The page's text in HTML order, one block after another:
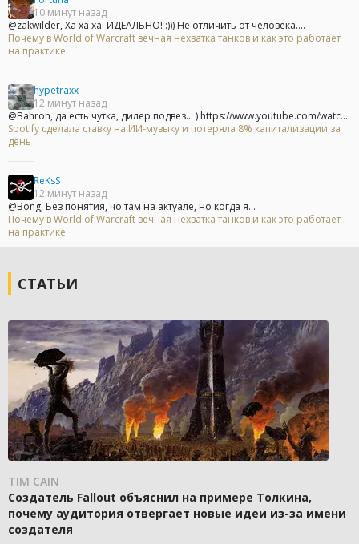
10 минут назад
@zakwilder, Ха ха ха. ИДЕАЛЬНО! :))) Не отличить от человека....
Почему в World of Warcraft вечная нехватка танков и как это работает
на практике
hypetraxx
12 минут назад
@Bahron, да есть чутка, дилер подвез... ) https://www.youtube.com/watc...
Spotify сделала ставку на ИИ-музыку и потеряла 8% капитализации за
день
ReKsS
12 минут назад
@Bong, Без понятия, чо там на актуале, но когда я...
Почему в World of Warcraft вечная нехватка танков и как это работает
на практике
СТАТЬИ
TIM CAIN
Создатель Fallout объяснил на примере Толкина,
почему аудитория отвергает новые идеи из-за имени
создателя